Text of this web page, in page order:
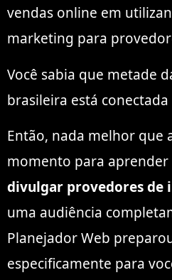
vendas online em
marketing para
Você sabia que metade
brasileira está
Então, nada melhor que
momento para aprender
divulgar provedores de
uma audiência
Planejador Web
especificamente para